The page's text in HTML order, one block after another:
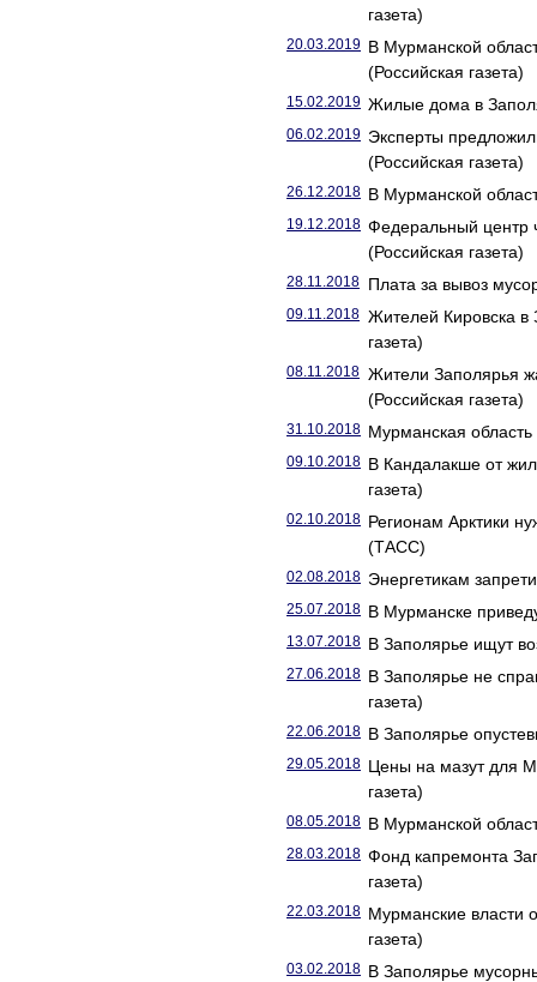
газета)
20.03.2019 В Мурманской
(Российская газета)
15.02.2019 Жилые дома в
06.02.2019 Эксперты
(Российская газета)
26.12.2018 В Мурманской
19.12.2018 Федеральный центр
(Российская газета)
28.11.2018 Плата за вывоз
09.11.2018 Жителей Кировска в
газета)
08.11.2018 Жители Заполярья
(Российская газета)
31.10.2018 Мурманская
09.10.2018 В Кандалакше от
газета)
02.10.2018 Регионам Арктики
(ТАСС)
02.08.2018 Энергетикам
25.07.2018 В Мурманске
13.07.2018 В Заполярье ищут
27.06.2018 В Заполярье не
газета)
22.06.2018 В Заполярье
29.05.2018 Цены на мазут для
газета)
08.05.2018 В Мурманской
28.03.2018 Фонд капремонта
газета)
22.03.2018 Мурманские власти
газета)
03.02.2018 В Заполярье